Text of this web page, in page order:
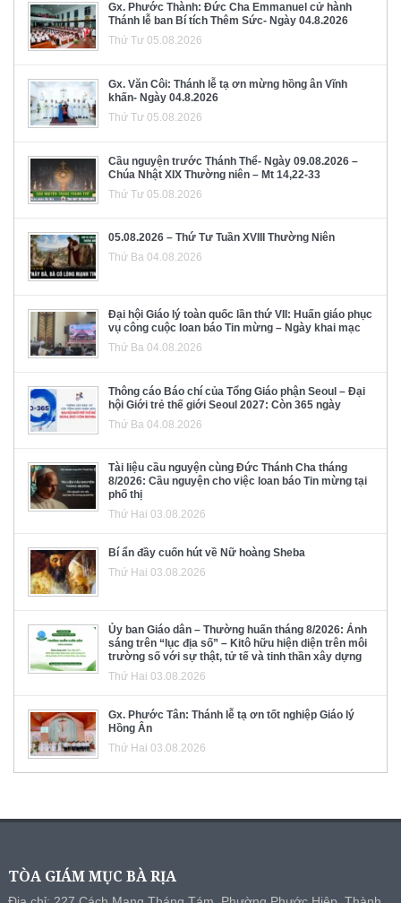
Gx. Phước Thành: Đức Cha Emmanuel cử hành
Thánh lễ ban Bí tích Thêm Sức- Ngày 04.8.2026
Thứ Tư 05.08.2026
Gx. Văn Côi: Thánh lễ tạ ơn mừng hồng ân Vĩnh
khấn- Ngày 04.8.2026
Thứ Tư 05.08.2026
Cầu nguyện trước Thánh Thể- Ngày 09.08.2026 –
Chúa Nhật XIX Thường niên – Mt 14,22-33
Thứ Tư 05.08.2026
05.08.2026 – Thứ Tư Tuần XVIII Thường Niên
Thứ Ba 04.08.2026
Đại hội Giáo lý toàn quốc lần thứ VII: Huấn giáo phục
vụ công cuộc loan báo Tin mừng – Ngày khai mạc
Thứ Ba 04.08.2026
Thông cáo Báo chí của Tổng Giáo phận Seoul – Đại
hội Giới trẻ thế giới Seoul 2027: Còn 365 ngày
Thứ Ba 04.08.2026
Tài liệu cầu nguyện cùng Đức Thánh Cha tháng
8/2026: Cầu nguyện cho việc loan báo Tin mừng tại
phố thị
Thứ Hai 03.08.2026
Bí ẩn đầy cuốn hút về Nữ hoàng Sheba
Thứ Hai 03.08.2026
Ủy ban Giáo dân – Thường huấn tháng 8/2026: Ánh
sáng trên “lục địa số” – Kitô hữu hiện diện trên môi
trường số với sự thật, tử tế và tinh thần xây dựng
Thứ Hai 03.08.2026
Gx. Phước Tân: Thánh lễ tạ ơn tốt nghiệp Giáo lý
Hồng Ân
Thứ Hai 03.08.2026
TÒA GIÁM MỤC BÀ RỊA